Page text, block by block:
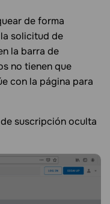
de forma
solicitud de
la barra de
no tienen que
con la página para
suscripción oculta